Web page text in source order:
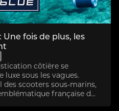
Une fois de plus, les
côtière se
sous les vagues.
des scooters sous-marins,
française d...